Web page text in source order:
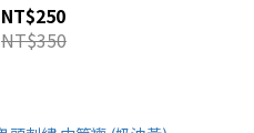
NT$250
NT$350